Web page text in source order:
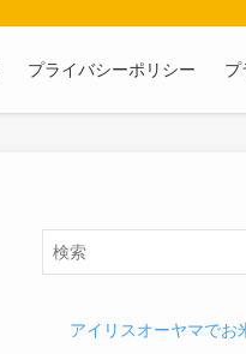
プライバシーポリシー プ
アイリスオーヤマでお